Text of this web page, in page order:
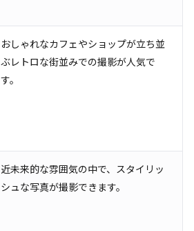
おしゃれなカフェやショップが立ち並
ぶレトロな街並みでの撮影が人気で
す。
近未来的な雰囲気の中で、スタイリッ
シュな写真が撮影できます。